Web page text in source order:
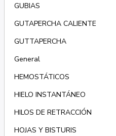
GUBIAS
GUTAPERCHA CALIENTE
GUTTAPERCHA
General
HEMOSTÁTICOS
HIELO INSTANTÁNEO
HILOS DE RETRACCIÓN
HOJAS Y BISTURIS